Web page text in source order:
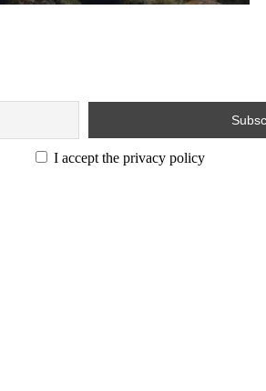
I accept the privacy policy